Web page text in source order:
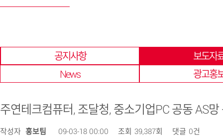
공지사항
보도자
News
광고홍
주연테크컴퓨터, 조달청, 중소기업PC 공동 AS망
작성자 홍보팀 09-03-18 00:00 조회 39,387회 댓글 0건